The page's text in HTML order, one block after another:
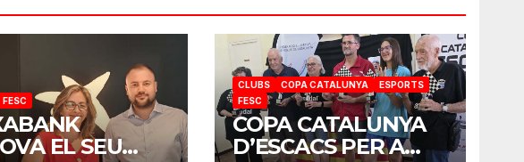
FESC
EL SEU
CLUBS COPA CATALUNYA
ESPORTS
FESC
COPA CATALUNYA
D’ESCACS PER A